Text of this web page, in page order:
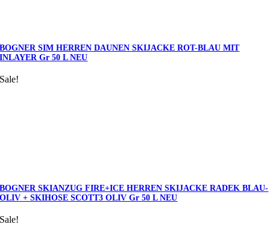
BOGNER SIM HERREN DAUNEN SKIJACKE ROT-BLAU MIT
INLAYER Gr 50 L NEU
Sale!
BOGNER SKIANZUG FIRE+ICE HERREN SKIJACKE RADEK BLAU-
OLIV + SKIHOSE SCOTT3 OLIV Gr 50 L NEU
Sale!